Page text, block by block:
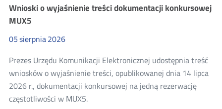
szacunkowej
wartości
zamówienia
BA.WZP.26.6.66.2026
Wnioski o wyjaśnienie treści dokumentacji konkursowej
MUX5
05sierpnia2026
Prezes Urzędu Komunikacji Elektronicznej udostępnia treść
wniosków o wyjaśnienie treści, opublikowanej dnia 14 lipca
2026 r., dokumentacji konkursowej na jedną rezerwację
częstotliwości w MUX5.